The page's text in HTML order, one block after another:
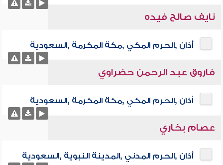
نايف صالح فيده
أذان ,الحرم المكي ,مكة المكرمة ,السعودية
فاروق عبد الرحمن حضراوي
أذان ,الحرم المكي ,مكة المكرمة ,السعودية
عصام بخاري
أذان ,الحرم المدني ,المدينة النبوية ,السعودية